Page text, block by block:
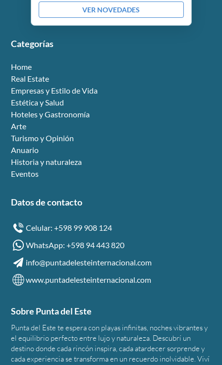
VER NOVEDADES
Categorías
Home
Real Estate
Empresas y Estilo de Vida
Estética y Salud
Hoteles y Gastronomía
Arte
Turismo y Opinión
Anuario
Historia y naturaleza
Eventos
Datos de contacto
Celular: +598 99 908 124
WhatsApp: +598 94 443 820
info@puntadelesteinternacional.com
www.puntadelesteinternacional.com
Sobre Punta del Este
Punta del Este te espera con playas infinitas, noches vibrantes y
el equilibrio perfecto entre lujo y naturaleza. Descubrí un
destino donde cada rincón inspira, cada atardecer sorprende y
cada experiencia se transforma en un recuerdo inolvidable. Viví